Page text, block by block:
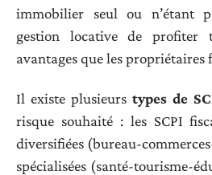
immobilier seul ou n’étant
gestion locative de profiter
avantages que les propriétaires
Il existe plusieurs types de
risque souhaité : les SCPI
diversifiées (bureau-
spécialisées (santé-tourisme-